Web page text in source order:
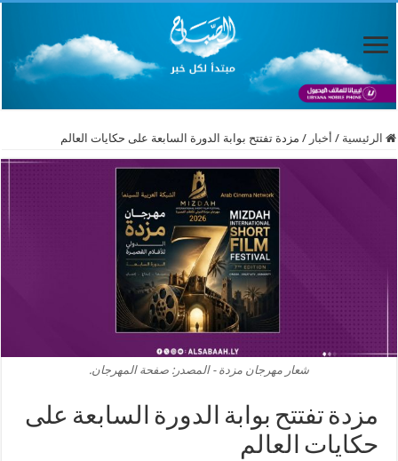
الرئيسية / أخبار / مزدة تفتتح بوابة الدورة السابعة على حكايات العالم
شعار مهرجان مزدة - المصدر: صفحة المهرجان.
مزدة تفتتح بوابة الدورة السابعة على
حكايات العالم